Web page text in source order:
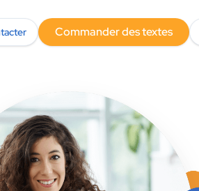
Commander des textes